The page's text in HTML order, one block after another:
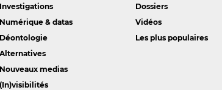
Investigations
Numérique & datas
Déontologie
Alternatives
Nouveaux medias
(In)visibilités
Dossiers
Vidéos
Les plus populaires